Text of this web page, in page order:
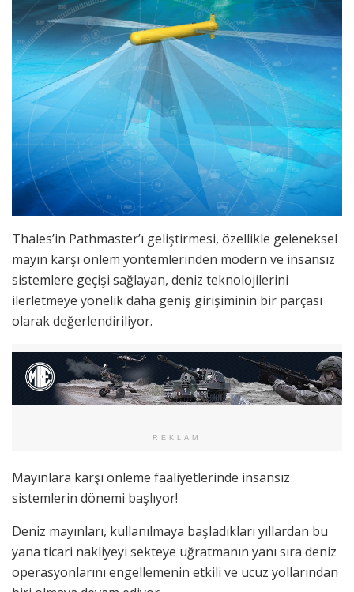
Thales’in Pathmaster’ı geliştirmesi, özellikle geleneksel
mayın karşı önlem yöntemlerinden modern ve insansız
sistemlere geçişi sağlayan, deniz teknolojilerini
ilerletmeye yönelik daha geniş girişiminin bir parçası
olarak değerlendiriliyor.
REKLAM
Mayınlara karşı önleme faaliyetlerinde insansız
sistemlerin dönemi başlıyor!
Deniz mayınları, kullanılmaya başladıkları yıllardan bu
yana ticari nakliyeyi sekteye uğratmanın yanı sıra deniz
operasyonlarını engellemenin etkili ve ucuz yollarından